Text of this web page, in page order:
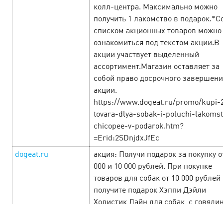
Зарядитесь новогодним настроением
с e-commerce офферами!28 December’24
Весь декабрь до самого Нового Года в Cityads — время
чудес! Новогодняя суматоха уже в разгаре, а значит
пришло время заработать! Вас ждут повышенные
ставки, специальные промокоды и нов…
колл-центра. Максимально можно
получить 1 лакомство в
списком акционных товаров можно
ознакомиться под текстом акции.В
акции участвует выделенный
ассортимент.Магазин оставляет за
собой право досрочного
акции.
https://www.dogeat.ru/promo/kupi-
tovara-dlya-sobak-i-poluchi-
chicopee-v-podarok.htm?
=Erid:2SDnjdxJfEc
dogeat.ru
акция: Получи подарок за покупку
000 и 10 000 рублей. При покупке
товаров для собак от 10 000 рублей
получите подарок Хэппи Дэйли